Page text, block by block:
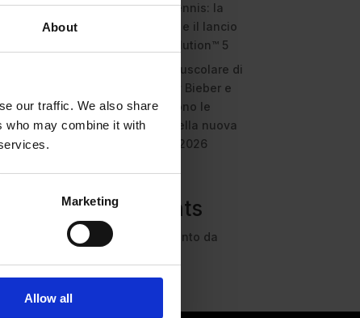
About
our traffic. We also share
who may combine it with
Marketing
Allow all
Tokyo Table Tennis: la
collaborazione e il lancio
della Gel-Resolution™ 5
L’universo crepuscolare di
Miu Miu: Hailey Bieber e
Xiao Wen Ju sono le
protagoniste della nuova
campagna FW 2026
Comments
Nessun commento da